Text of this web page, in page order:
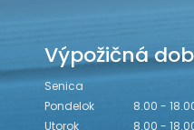
Výpožičná
Senica
Pondelok
8.00 -
Utorok
8.00 -